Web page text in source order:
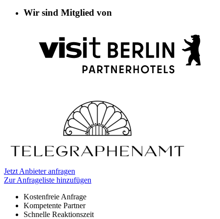
Wir sind Mitglied von
Jetzt Anbieter anfragen
Zur Anfrageliste hinzufügen
Kostenfreie Anfrage
Kompetente Partner
Schnelle Reaktionszeit